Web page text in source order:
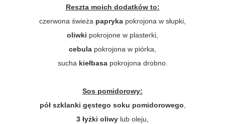
Reszta moich dodatków to:
czerwona świeża papryka pokrojona w słupki,
oliwki pokrojone w plasterki,
cebula pokrojona w piórka,
sucha kiełbasapokrojona drobno.
Sos pomidorowy:
pół szklanki gęstego soku pomidorowego
3 łyżki oliwy lub oleju,